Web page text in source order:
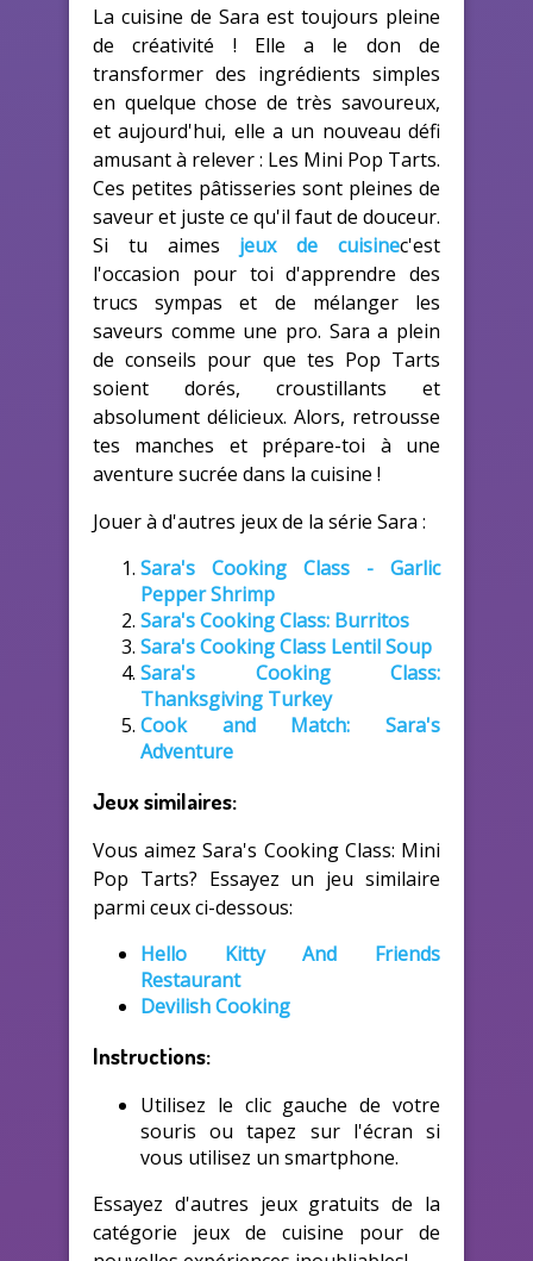
La cuisine de Sara est toujours pleine
de créativité ! Elle a le don de
transformer des ingrédients simples
en quelque chose de très savoureux,
et aujourd'hui, elle a un nouveau défi
amusant à relever : Les Mini Pop Tarts.
Ces petites pâtisseries sont pleines de
saveur et juste ce qu'il faut de douceur.
Si tu aimes jeux de cuisinec'est
l'occasion pour toi d'apprendre des
trucs sympas et de mélanger les
saveurs comme une pro. Sara a plein
de conseils pour que tes Pop Tarts
soient dorés, croustillants et
absolument délicieux. Alors, retrousse
tes manches et prépare-toi à une
aventure sucrée dans la cuisine !
Jouer à d'autres jeux de la série Sara :
Sara's Cooking Class - Garlic
Pepper Shrimp
Sara's Cooking Class: Burritos
Sara's Cooking Class Lentil Soup
Sara's Cooking Class:
Thanksgiving Turkey
Cook and Match: Sara's
Adventure
Jeux similaires:
Vous aimez Sara's Cooking Class: Mini
Pop Tarts? Essayez un jeu similaire
parmi ceux ci-dessous:
Hello Kitty And Friends
Restaurant
Devilish Cooking
Instructions:
Utilisez le clic gauche de votre
souris ou tapez sur l'écran si
vous utilisez un smartphone.
Essayez d'autres jeux gratuits de la
catégorie jeux de cuisine pour de